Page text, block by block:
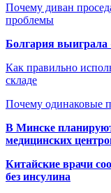
Почему диван
проблемы
Болгария выиграла
Как правильно
складе
Почему одинаковые
В Минске
медицинских
Китайские врачи
без инсулина